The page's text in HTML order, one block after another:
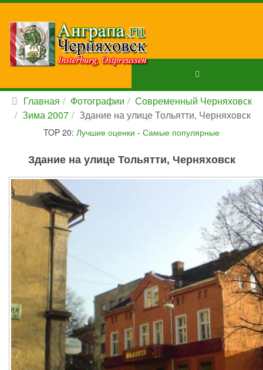
Главная Фотографии
Современный Черняховск
Зима 2007
Здание на улице Тольятти, Черняховск
TOP 20: Лучшие оценки - Самые популярные
Здание на улице Тольятти, Черняховск